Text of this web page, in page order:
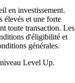
en investissement.
élevés et une forte
toute transaction. Les
d'éligibilité et
générales.
Level Up.